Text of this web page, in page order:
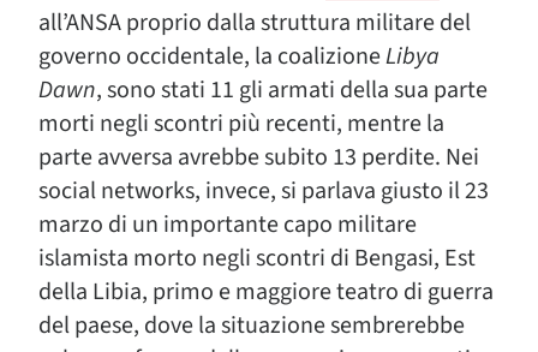
all’ANSA proprio dalla struttura militare del
governo occidentale, la coalizioneLibya
Dawn, sono stati 11 gli armati della sua parte
morti negli scontri più recenti, mentre la
parte avversa avrebbe subito 13 perdite. Nei
social networks, invece, si parlava giusto il 23
marzo di un importante capo militare
islamista morto negli scontri di Bengasi, Est
della Libia, primo e maggiore teatro di guerra
del paese, dove la situazione sembrerebbe